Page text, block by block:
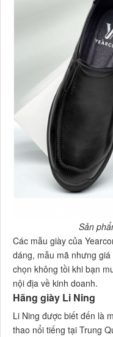
Sản
Các mẫu giày của
dáng, mẫu mã nhưng
chọn không tồi khi bạn
nội địa về kinh doanh.
Hãng giày Li Ning
Li Ning được biết đến là
thao nổi tiếng tại Trung